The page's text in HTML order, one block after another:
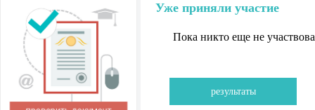
Уже приняли участие
Пока никто еще не
результаты